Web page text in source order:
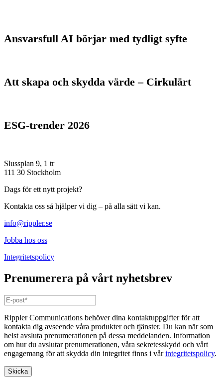
Ansvarsfull AI börjar med tydligt syfte
Att skapa och skydda värde – Cirkulärt
ESG-trender 2026
Slussplan 9, 1 tr
111 30 Stockholm
Dags för ett nytt projekt?
Kontakta oss så hjälper vi dig – på alla sätt vi kan.
info@rippler.se
Jobba hos oss
Integritetspolicy
Prenumerera på vårt nyhetsbrev
Rippler Communications behöver dina kontaktuppgifter för att
kontakta dig avseende våra produkter och tjänster. Du kan när som
helst avsluta prenumerationen på dessa meddelanden. Information
om hur du avslutar prenumerationen, våra sekretesskydd och vårt
engagemang för att skydda din integritet finns i vårintegritetspolicy.